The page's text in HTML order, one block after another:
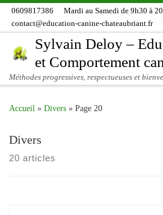
Skip to content
0609817386
Mardi au Samedi de 9h30 à
contact@education-canine-chateaubriant.fr
Sylvain Deloy –
et Comportement
Méthodes progressives, respectueuses et
Accueil » Divers » Page 20
Divers
20 articles